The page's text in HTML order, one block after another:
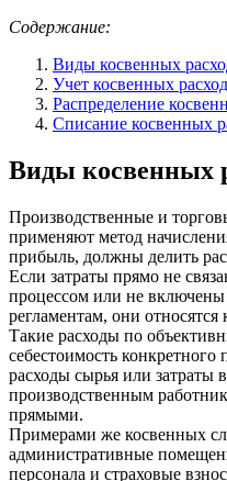
Содержание:
Виды косвенных
Учет косвенных
Распределение
Списание косвенных
Виды косвенных
Производственные и
применяют метод
прибыль, должны делить
Если затраты прямо не
процессом или не
регламентам, они
Такие расходы по
себестоимость
расходы сырья или затраты
производственным
прямыми.
Примерами же косвенных
административные
персонала и страховые